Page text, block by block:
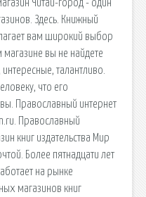
Читай-город - один
Здесь. Книжный
вам широкий выбор
вы не найдете
талантливо.
что его
Православный интернет
Православный
книг издательства Мир
Более пятнадцати лет
на рынке
магазинов книг